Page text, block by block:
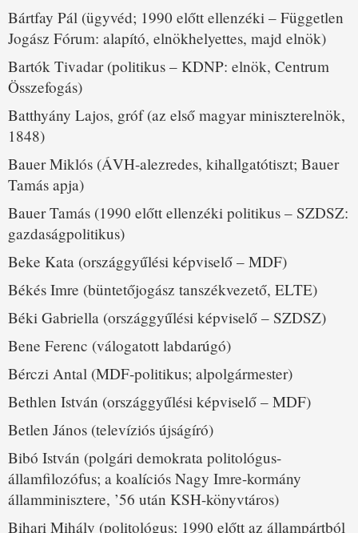
Bártfay Pál (ügyvéd; 1990 előtt ellenzéki – Független
Jogász Fórum: alapító, elnökhelyettes, majd elnök)
Bartók Tivadar (politikus – KDNP: elnök, Centrum
Összefogás)
Batthyány Lajos, gróf (az első magyar miniszterelnök,
1848)
Bauer Miklós (ÁVH-alezredes, kihallgatótiszt; Bauer
Tamás apja)
Bauer Tamás (1990 előtt ellenzéki politikus – SZDSZ:
gazdaságpolitikus)
Beke Kata (országgyűlési képviselő – MDF)
Békés Imre (büntetőjogász tanszékvezető, ELTE)
Béki Gabriella (országgyűlési képviselő – SZDSZ)
Bene Ferenc (válogatott labdarúgó)
Bérczi Antal (MDF-politikus; alpolgármester)
Bethlen István (országgyűlési képviselő – MDF)
Betlen János (televíziós újságíró)
Bibó István (polgári demokrata politológus-
államfilozófus; a koalíciós Nagy Imre-kormány
államminisztere, ’56 után KSH-könyvtáros)
Bihari Mihály (politológus; 1990 előtt az állampártból